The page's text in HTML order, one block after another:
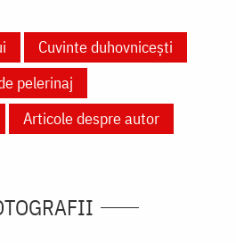
Cuvinte duhovnicești
pelerinaj
Articole despre autor